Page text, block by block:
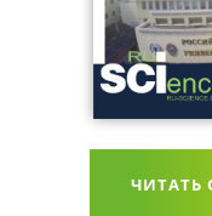
ЧИТАТЬ